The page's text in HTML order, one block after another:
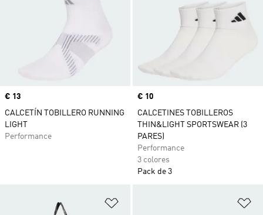
Precio
€ 13
CALCETÍN TOBILLERO RUNNING
LIGHT
Performance
Precio
€ 10
CALCETINES TOBILLEROS
THIN&LIGHT SPORTSWEAR (3
PARES)
Performance
3 colores
Pack de 3